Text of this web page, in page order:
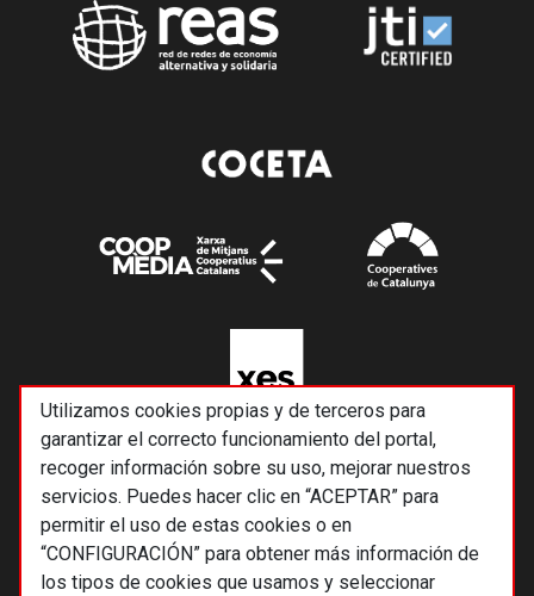
Utilizamos cookies propias y de terceros para
garantizar el correcto funcionamiento del portal,
recoger información sobre su uso, mejorar nuestros
servicios. Puedes hacer clic en “ACEPTAR” para
permitir el uso de estas cookies o en
“CONFIGURACIÓN” para obtener más información de
los tipos de cookies que usamos y seleccionar